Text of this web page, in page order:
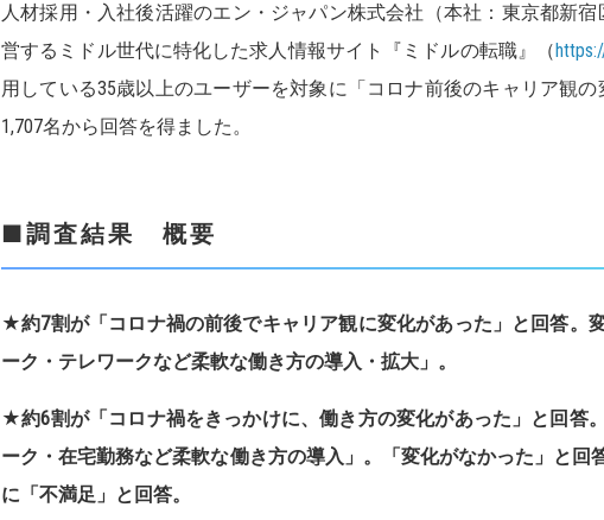
人材採用・入社後活躍のエン・ジャパン株式会社（本社：東京都新
営するミドル世代に特化した求人情報サイト『ミドルの転職』（
用している35歳以上のユーザーを対象に「コロナ前後のキャリア観の
1,707名から回答を得ました。
■調査結果 概要
★約7割が「コロナ禍の前後でキャリア観に変化があった」と回答。
ーク・テレワークなど柔軟な働き方の導入・拡大」。
★約6割が「コロナ禍をきっかけに、働き方の変化があった」と回答。
ーク・在宅勤務など柔軟な働き方の導入」。
「変化がなかった」と回
に「不満足」と回答。